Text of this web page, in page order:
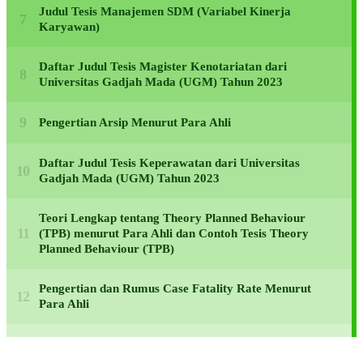
Judul Tesis Manajemen SDM (Variabel Kinerja
Karyawan)
Daftar Judul Tesis Magister Kenotariatan dari
Universitas Gadjah Mada (UGM) Tahun 2023
Pengertian Arsip Menurut Para Ahli
Daftar Judul Tesis Keperawatan dari Universitas
Gadjah Mada (UGM) Tahun 2023
Teori Lengkap tentang Theory Planned Behaviour
(TPB) menurut Para Ahli dan Contoh Tesis Theory
Planned Behaviour (TPB)
Pengertian dan Rumus Case Fatality Rate Menurut
Para Ahli